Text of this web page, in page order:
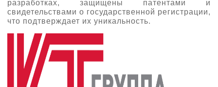
Контакты
Прилет на выставку
Основные требования МВЦ «Крокус Экспо»
Правила доступа и пребывания Крокус Экспо
Условия инфопартнёрства
Положение об аккредитации
Публикации о выставке
Пресс-релизы
разработках, защищены патентами и
свидетельствами о государственной регистрации,
что подтверждает их уникальность.